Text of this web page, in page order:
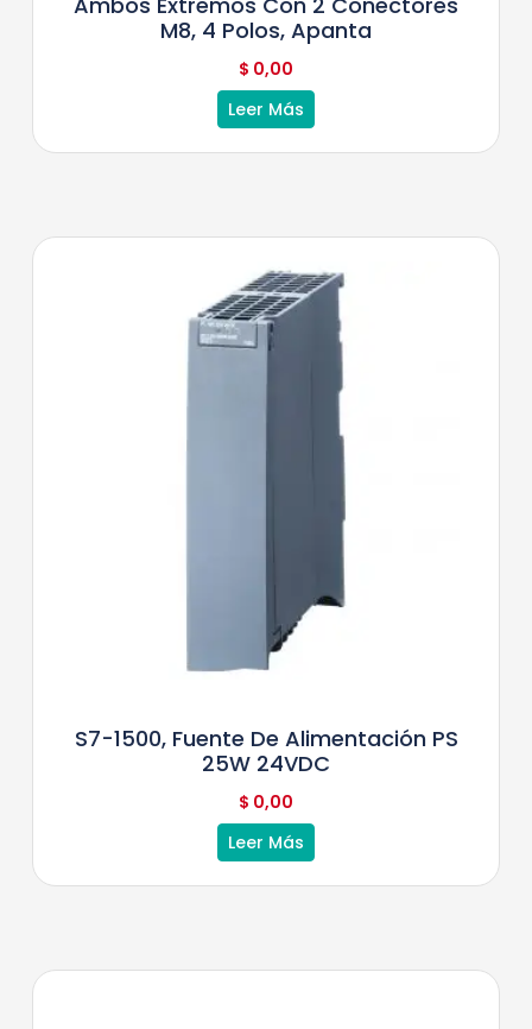
M8, 4 Polos, Apanta
$ 0,00
Leer Más
S7-1500, Fuente De Alimentación PS
25W 24VDC
$ 0,00
Leer Más